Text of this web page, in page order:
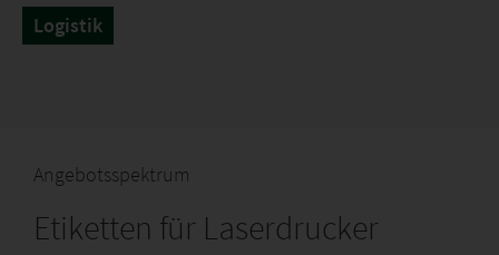
Logistik
Angebotsspektrum
Etiketten für Laserdrucker